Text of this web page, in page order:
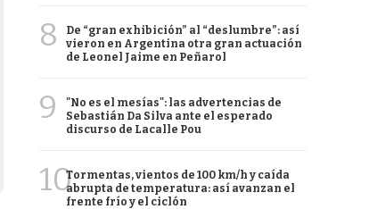
8
De “gran exhibición” al “deslumbre”: así
vieron en Argentina otra gran actuación
de Leonel Jaime en Peñarol
9
"No es el mesías": las advertencias de
Sebastián Da Silva ante el esperado
discurso de Lacalle Pou
10Tormentas, vientos de 100 km/h y caída
abrupta de temperatura: así avanzan el
frente frío y el ciclón